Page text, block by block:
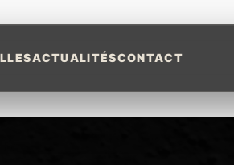
ACTUALITÉSCONTACT